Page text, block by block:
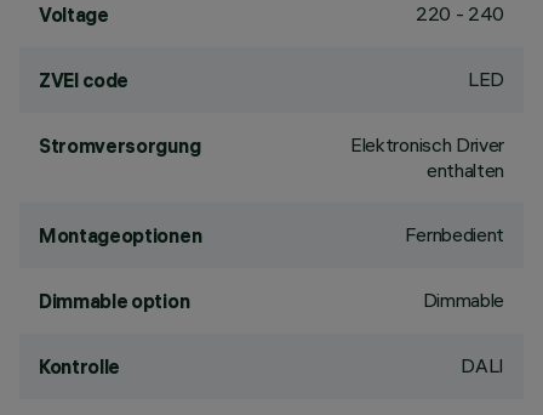
Voltage 220 - 240
ZVEI code LED
Stromversorgung
Elektronisch Driver
enthalten
Montageoptionen Fernbedient
Dimmable option Dimmable
Kontrolle DALI